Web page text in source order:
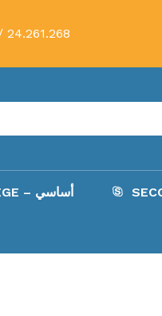
24.261.268
COLLÈGE – أساسي